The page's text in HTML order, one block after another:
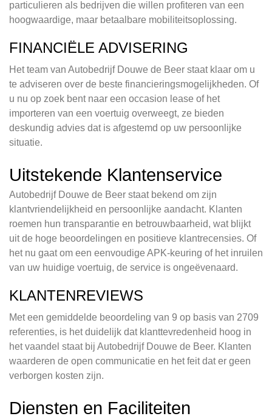
particulieren als bedrijven die willen profiteren van een
hoogwaardige, maar betaalbare mobiliteitsoplossing.
FINANCIËLE ADVISERING
Het team van Autobedrijf Douwe de Beer staat klaar om u
te adviseren over de beste financieringsmogelijkheden. Of
u nu op zoek bent naar een occasion lease of het
importeren van een voertuig overweegt, ze bieden
deskundig advies dat is afgestemd op uw persoonlijke
situatie.
Uitstekende Klantenservice
Autobedrijf Douwe de Beer staat bekend om zijn
klantvriendelijkheid en persoonlijke aandacht. Klanten
roemen hun transparantie en betrouwbaarheid, wat blijkt
uit de hoge beoordelingen en positieve klantrecensies. Of
het nu gaat om een eenvoudige APK-keuring of het inruilen
van uw huidige voertuig, de service is ongeëvenaard.
KLANTENREVIEWS
Met een gemiddelde beoordeling van 9 op basis van 2709
referenties, is het duidelijk dat klanttevredenheid hoog in
het vaandel staat bij Autobedrijf Douwe de Beer. Klanten
waarderen de open communicatie en het feit dat er geen
verborgen kosten zijn.
Diensten en Faciliteiten